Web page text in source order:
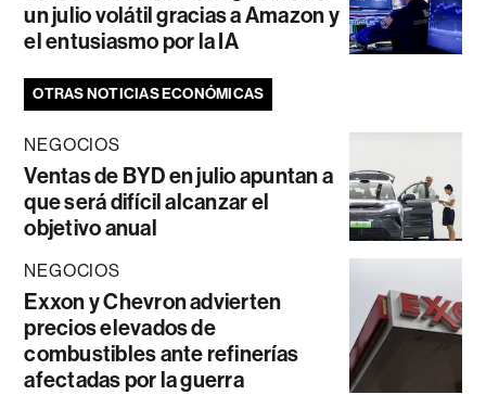
un julio volátil gracias a Amazon y
el entusiasmo por la IA
OTRAS NOTICIAS ECONÓMICAS
NEGOCIOS
Ventas de BYD en julio apuntan a
que será difícil alcanzar el
objetivo anual
NEGOCIOS
Exxon y Chevron advierten
precios elevados de
combustibles ante refinerías
afectadas por la guerra